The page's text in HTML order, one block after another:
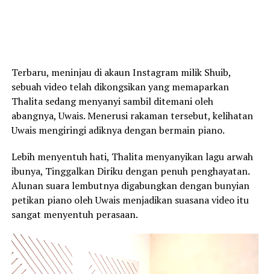
Terbaru, meninjau di akaun Instagram milik Shuib,
sebuah video telah dikongsikan yang memaparkan
Thalita sedang menyanyi sambil ditemani oleh
abangnya, Uwais. Menerusi rakaman tersebut, kelihatan
Uwais mengiringi adiknya dengan bermain piano.
Lebih menyentuh hati, Thalita menyanyikan lagu arwah
ibunya, Tinggalkan Diriku dengan penuh penghayatan.
Alunan suara lembutnya digabungkan dengan bunyian
petikan piano oleh Uwais menjadikan suasana video itu
sangat menyentuh perasaan.